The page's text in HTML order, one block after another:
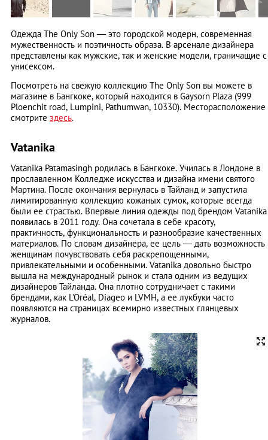
Одежда The Only Son — это городской модерн, современная
мужественность и поэтичность образа. В арсенале дизайнера
представлены как мужские, так и женские модели, граничащие с
унисексом.
Посмотреть на свежую коллекцию The Only Son вы можете в
магазине в Бангкоке, который находится в Gaysorn Plaza (999
Ploenchit road, Lumpini, Pathumwan, 10330). Месторасположение
смотрите здесь.
Vatanika
Vatanika Patamasingh родилась в Бангкоке. Училась в Лондоне в
прославленном Колледже искусства и дизайна имени святого
Мартина. После окончания вернулась в Тайланд и запустила
лимитированную коллекцию кожаных сумок, которые всегда
были ее страстью. Впервые линия одежды под брендом Vatanika
появилась в 2011 году. Она сочетала в себе красоту,
практичность, функциональность и разнообразие качественных
материалов. По словам дизайнера, ее цель — дать возможность
женщинам почувствовать себя раскрепощенными,
привлекательными и особенными. Vatanika довольно быстро
вышла на международный рынок и стала одним из ведущих
дизайнеров Тайланда. Она плотно сотрудничает с такими
брендами, как L'Oréal, Diageo и LVMH, а ее лукбуки часто
появляются на страницах всемирно известных глянцевых
журналов.